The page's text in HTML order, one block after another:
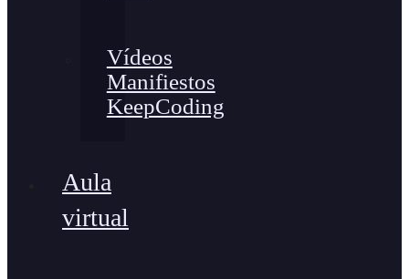
Vídeos
Manifiestos
KeepCoding
Aula
virtual